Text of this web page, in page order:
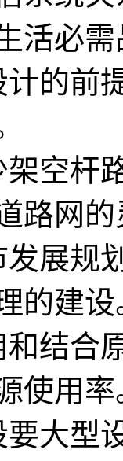
活必
计的
架空
路网
发展
的建设
和结
使用率
要大